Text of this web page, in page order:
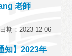
老師
期：2023-12-06
知】2023年